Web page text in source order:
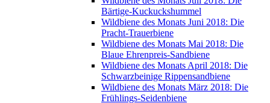
Bärtige-Kuckuckshummel
Wildbiene des Monats Juni 2018: Die
Pracht-Trauerbiene
Wildbiene des Monats Mai 2018: Die
Blaue Ehrenpreis-Sandbiene
Wildbiene des Monats April 2018: Die
Schwarzbeinige Rippensandbiene
Wildbiene des Monats März 2018: Die
Frühlings-Seidenbiene